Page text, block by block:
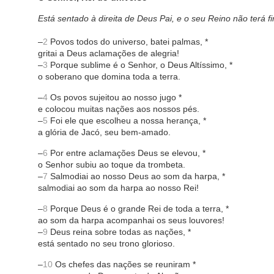
Está sentado à direita de Deus Pai, e o seu Reino não terá
–2 Povos todos do universo, batei palmas, *
gritai a Deus aclamações de alegria!
–3 Porque sublime é o Senhor, o Deus Altíssimo, *
o soberano que domina toda a terra.
–4 Os povos sujeitou ao nosso jugo *
e colocou muitas nações aos nossos pés.
–5 Foi ele que escolheu a nossa herança, *
a glória de Jacó, seu bem-amado.
–6 Por entre aclamações Deus se elevou, *
o Senhor subiu ao toque da trombeta.
–7 Salmodiai ao nosso Deus ao som da harpa, *
salmodiai ao som da harpa ao nosso Rei!
–8 Porque Deus é o grande Rei de toda a terra, *
ao som da harpa acompanhai os seus louvores!
–9 Deus reina sobre todas as nações, *
está sentado no seu trono glorioso.
–10 Os chefes das nações se reuniram *